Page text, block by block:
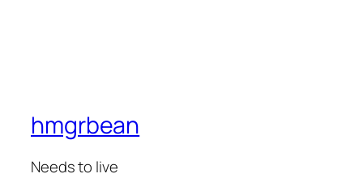
hmgrbean
Needs to live